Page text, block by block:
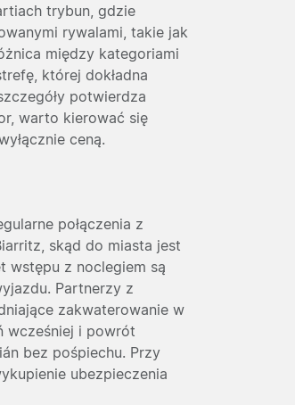
trybun, gdzie
rywalami, takie jak
między kategoriami
której dokładna
potwierdza
warto kierować się
ceną.
połączenia z
skąd do miasta jest
wstępu z noclegiem są
Partnerzy z
zakwaterowanie w
wcześniej i powrót
bez pośpiechu. Przy
ubezpieczenia